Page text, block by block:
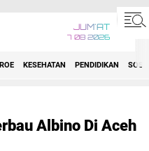
JUM'AT
7 08 2026
KESEHATAN PENDIDIKAN
Albino Di Aceh